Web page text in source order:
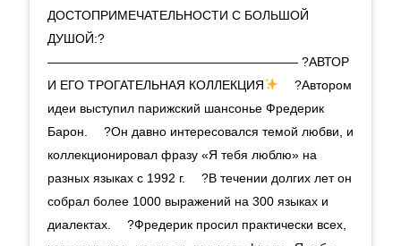
ДОСТОПРИМЕЧАТЕЛЬНОСТИ С БОЛЬШОЙ
ДУШОЙ:?
———————————————————— ?АВТОР
И ЕГО ТРОГАТЕЛЬНАЯ КОЛЛЕКЦИЯ
⠀ ?Автором
идеи выступил парижский шансонье Фредерик
Барон. ⠀ ?Он давно интересовался темой любви, и
коллекционировал фразу «Я тебя люблю» на
разных языках с 1992 г. ⠀ ?В течении долгих лет он
собрал более 1000 выражений на 300 языках и
диалектах. ⠀ ?Фредерик просил практически всех,